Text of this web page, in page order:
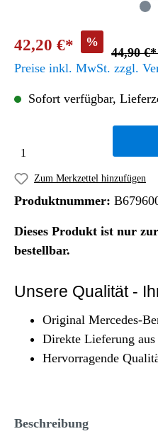
42,20 €* %
44,90
Preise inkl. MwSt. zzgl.
Sofort verfügbar,
Zum Merkzettel hinzufügen
Produktnummer:
Dieses Produkt ist nur
bestellbar.
Unsere Qualität -
Original Mercedes-
Direkte Lieferung aus
Hervorragende
Beschreibung